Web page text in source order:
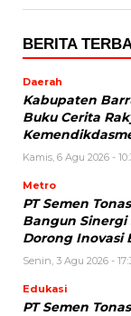
BERITA
Daerah
Kabupaten
Buku Cerita
Kamis, 6 Agu 2026 -
Metro
PT Semen
Bangun
Dorong Inovasi
Senin, 3 Agu 2026 -
Edukasi
PT Semen